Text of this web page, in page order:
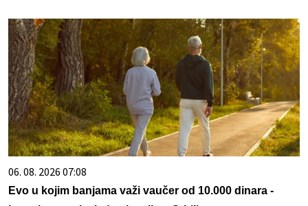
06. 08. 2026 07:08
Evo u kojim banjama važi vaučer od 10.000 dinara -